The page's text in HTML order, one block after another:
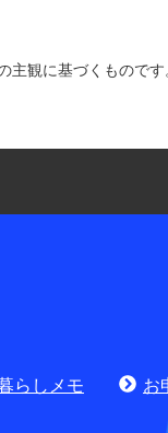
主観に基づくもので
お問合
はこちら 通話無料
第一アイ
らしメモ お